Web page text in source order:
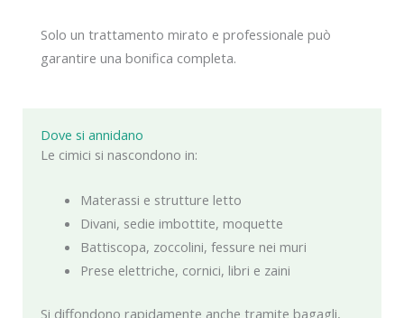
Dove si annidano
Le cimici si nascondono in:
Materassi e strutture letto
Divani, sedie imbottite, moquette
Battiscopa, zoccolini, fessure nei muri
Prese elettriche, cornici, libri e zaini
Si diffondono rapidamente anche tramite bagagli,
Solo un trattamento mirato e professionale può
garantire una bonifica completa.